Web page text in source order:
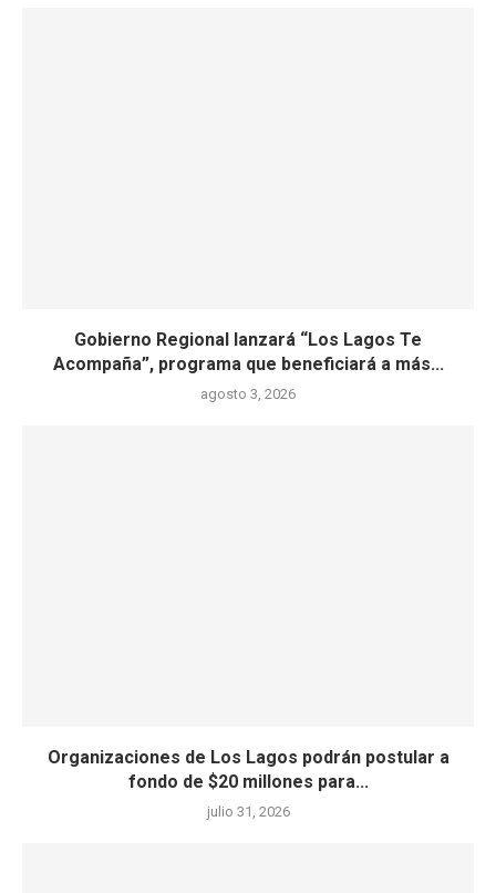
Gobierno Regional lanzará “Los Lagos Te
Acompaña”, programa que beneficiará a más...
agosto 3, 2026
Organizaciones de Los Lagos podrán postular a
fondo de $20 millones para...
julio 31, 2026